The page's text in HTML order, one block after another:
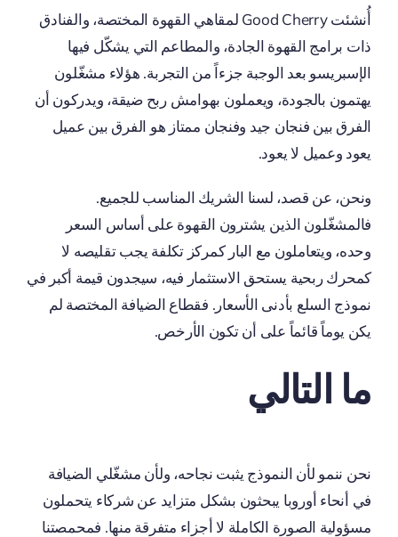
أُنشئت Good Cherry لمقاهي القهوة المختصة، والفنادق
ذات برامج القهوة الجادة، والمطاعم التي يشكّل فيها
الإسبريسو بعد الوجبة جزءاً من التجربة. هؤلاء مشغّلون
يهتمون بالجودة، ويعملون بهوامش ربح ضيقة، ويدركون أن
الفرق بين فنجان جيد وفنجان ممتاز هو الفرق بين عميل
يعود وعميل لا يعود.
ونحن، عن قصد، لسنا الشريك المناسب للجميع.
فالمشغّلون الذين يشترون القهوة على أساس السعر
وحده، ويتعاملون مع البار كمركز تكلفة يجب تقليصه لا
كمحرك ربحية يستحق الاستثمار فيه، سيجدون قيمة أكبر في
نموذج السلع بأدنى الأسعار. فقطاع الضيافة المختصة لم
يكن يوماً قائماً على أن تكون الأرخص.
ما التالي
نحن ننمو لأن النموذج يثبت نجاحه، ولأن مشغّلي الضيافة
في أنحاء أوروبا يبحثون بشكل متزايد عن شركاء يتحملون
مسؤولية الصورة الكاملة لا أجزاء متفرقة منها. فمحمصتنا